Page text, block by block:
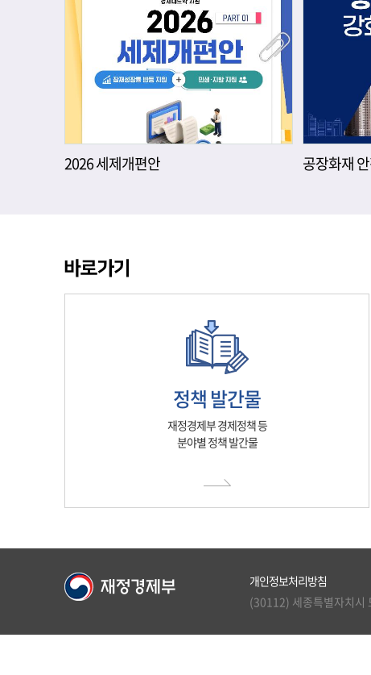
2026 세제개편안 공장화재
정책 발간물
재정경제부 경제정책 등
분야별 정책 발간물
개인정보처리방침
(30112) 세종특별자치시